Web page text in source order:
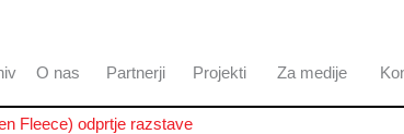
O nas Partnerji Projekti Za medije
Fleece) odprtje razstave